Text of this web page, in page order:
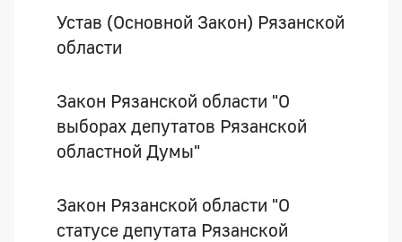
Устав (Основной Закон) Рязанской
области
Закон Рязанской области "О
выборах депутатов Рязанской
областной Думы"
Закон Рязанской области "О
статусе депутата Рязанской